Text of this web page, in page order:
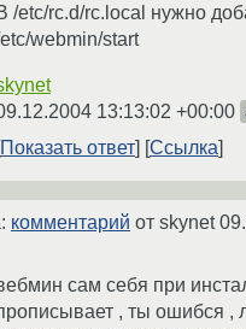
/etc/rc.d/rc.local нужно
webmin/start
13:13:02 +00:00
Показать ответ Ссылка
комментарий от skynet
сам себя при
, ты ошибся ,